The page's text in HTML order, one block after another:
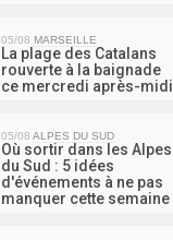
05/08 MARSEILLE
La plage des Catalans
rouverte à la baignade
ce mercredi après-midi
05/08 ALPES DU SUD
Où sortir dans les Alpes
du Sud : 5 idées
d'événements à ne pas
manquer cette semaine